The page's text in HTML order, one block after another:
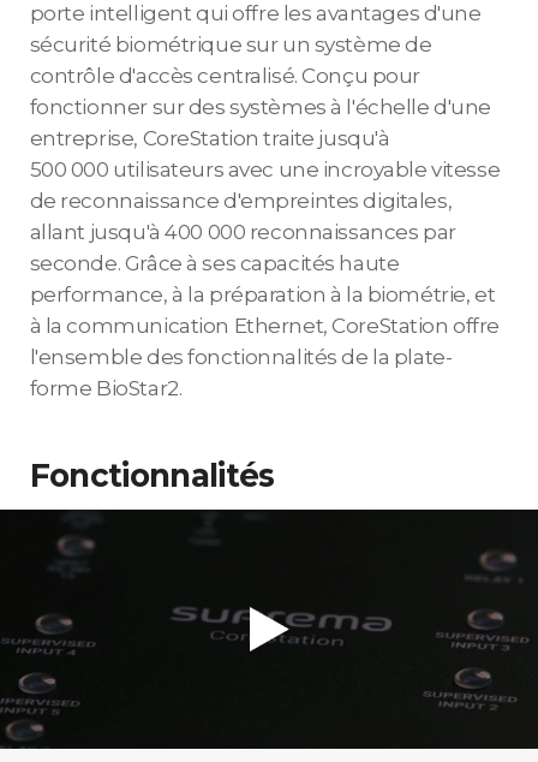
porte intelligent qui offre les avantages d'une
sécurité biométrique sur un système de
contrôle d'accès centralisé. Conçu pour
fonctionner sur des systèmes à l'échelle d'une
entreprise, CoreStation traite jusqu'à
500 000 utilisateurs avec une incroyable vitesse
de reconnaissance d'empreintes digitales,
allant jusqu'à 400 000 reconnaissances par
seconde. Grâce à ses capacités haute
performance, à la préparation à la biométrie, et
à la communication Ethernet, CoreStation offre
l'ensemble des fonctionnalités de la plate-
forme BioStar2.
Fonctionnalités